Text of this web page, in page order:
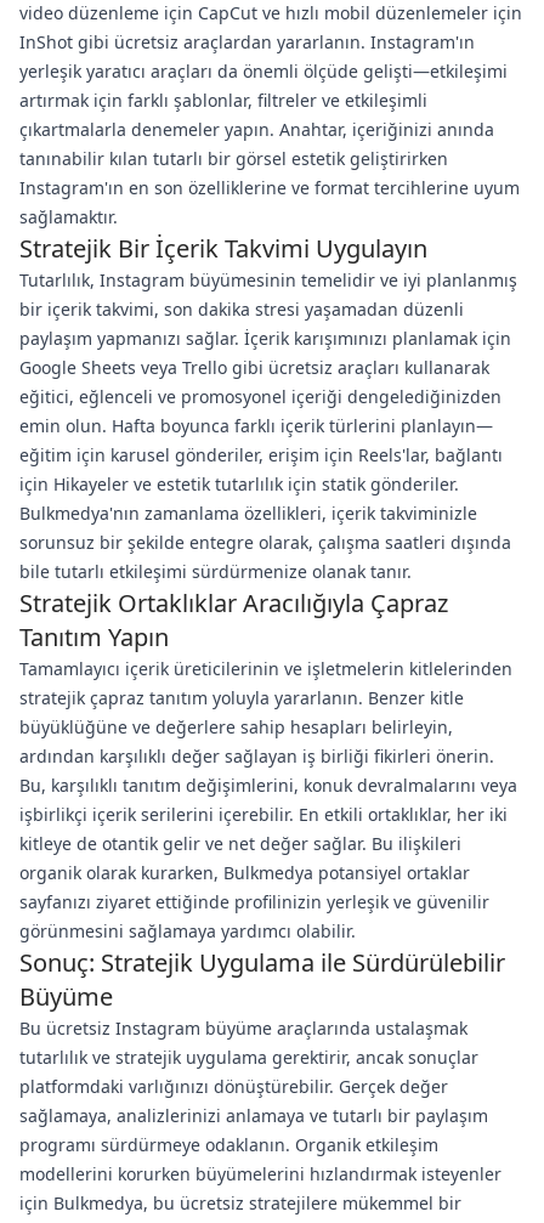
video düzenleme için CapCut ve hızlı mobil düzenlemeler için
InShot gibi ücretsiz araçlardan yararlanın. Instagram'ın
yerleşik yaratıcı araçları da önemli ölçüde gelişti—etkileşimi
artırmak için farklı şablonlar, filtreler ve etkileşimli
çıkartmalarla denemeler yapın. Anahtar, içeriğinizi anında
tanınabilir kılan tutarlı bir görsel estetik geliştirirken
Instagram'ın en son özelliklerine ve format tercihlerine uyum
sağlamaktır.
Stratejik Bir İçerik Takvimi Uygulayın
Tutarlılık, Instagram büyümesinin temelidir ve iyi planlanmış
bir içerik takvimi, son dakika stresi yaşamadan düzenli
paylaşım yapmanızı sağlar. İçerik karışımınızı planlamak için
Google Sheets veya Trello gibi ücretsiz araçları kullanarak
eğitici, eğlenceli ve promosyonel içeriği dengelediğinizden
emin olun. Hafta boyunca farklı içerik türlerini planlayın—
eğitim için karusel gönderiler, erişim için Reels'lar, bağlantı
için Hikayeler ve estetik tutarlılık için statik gönderiler.
Bulkmedya'nın zamanlama özellikleri, içerik takviminizle
sorunsuz bir şekilde entegre olarak, çalışma saatleri dışında
bile tutarlı etkileşimi sürdürmenize olanak tanır.
Stratejik Ortaklıklar Aracılığıyla Çapraz
Tanıtım Yapın
Tamamlayıcı içerik üreticilerinin ve işletmelerin kitlelerinden
stratejik çapraz tanıtım yoluyla yararlanın. Benzer kitle
büyüklüğüne ve değerlere sahip hesapları belirleyin,
ardından karşılıklı değer sağlayan iş birliği fikirleri önerin.
Bu, karşılıklı tanıtım değişimlerini, konuk devralmalarını veya
işbirlikçi içerik serilerini içerebilir. En etkili ortaklıklar, her iki
kitleye de otantik gelir ve net değer sağlar. Bu ilişkileri
organik olarak kurarken, Bulkmedya potansiyel ortaklar
sayfanızı ziyaret ettiğinde profilinizin yerleşik ve güvenilir
görünmesini sağlamaya yardımcı olabilir.
Sonuç: Stratejik Uygulama ile Sürdürülebilir
Büyüme
Bu ücretsiz Instagram büyüme araçlarında ustalaşmak
tutarlılık ve stratejik uygulama gerektirir, ancak sonuçlar
platformdaki varlığınızı dönüştürebilir. Gerçek değer
sağlamaya, analizlerinizi anlamaya ve tutarlı bir paylaşım
programı sürdürmeye odaklanın. Organik etkileşim
modellerini korurken büyümelerini hızlandırmak isteyenler
için Bulkmedya, bu ücretsiz stratejilere mükemmel bir